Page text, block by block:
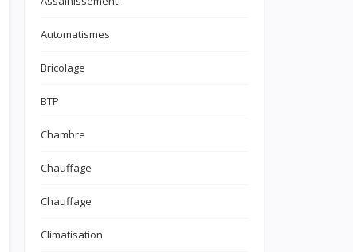
Automatismes
Bricolage
BTP
Chambre
Chauffage
Chauffage
Climatisation